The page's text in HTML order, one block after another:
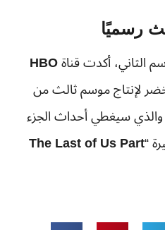
رسميًا
الثاني، أكدت قناةHBO
لإنتاج موسم ثالث من
والذي سيغطي أحداث الجزء
“
The Last of Us Part